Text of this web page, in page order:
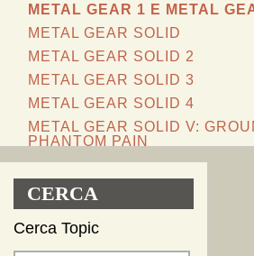
METAL GEAR 1 E METAL
METAL GEAR SOLID
METAL GEAR SOLID 2
METAL GEAR SOLID 3
METAL GEAR SOLID 4
METAL GEAR SOLID V:
PHANTOM PAIN
METAL GEAR SOLID: PEACE
METAL GEAR SOLID:
METAL GEAR RISING:
METAL GEAR (SPIN OFF)
CERCA
Cerca Topic